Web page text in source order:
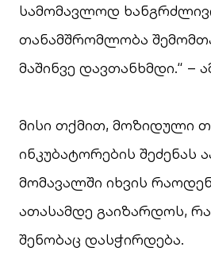
სამომავლოდ
თანამშრომლობა
მაშინვე დავთანხმდი.“ –
მისი თქმით, მოზიდული
ინკუბატორების შეძენას
მომავალში იხვის
ათასამდე გაიზარდოს,
შენობაც დასჭირდება.